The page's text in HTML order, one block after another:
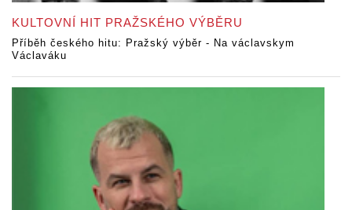
KULTOVNÍ HIT PRAŽSKÉHO VÝBĚRU
Příběh českého hitu: Pražský výběr - Na václavskym
Václaváku